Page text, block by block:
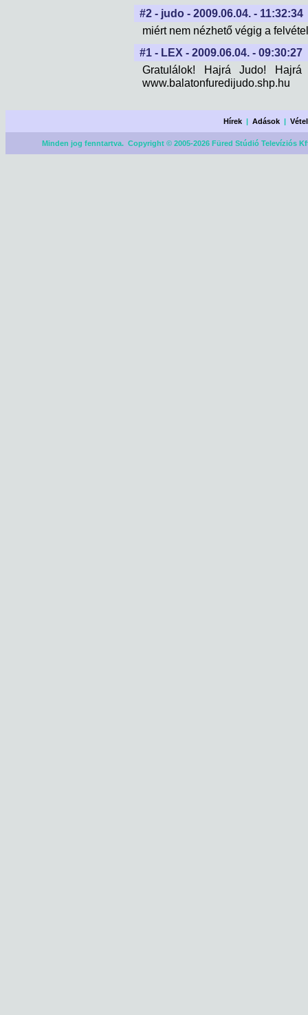
#2 - judo - 2009.06.04. - 11:32:34
miért nem nézhető végig a
#1 - LEX - 2009.06.04. - 09:30:27
Gratulálok! Hajrá Judo!
www.balatonfuredijudo.shp.hu
Hírek |Adások |
Minden jog fenntartva. Copyright © 2005-2026 Füred Stúdió Televíziós